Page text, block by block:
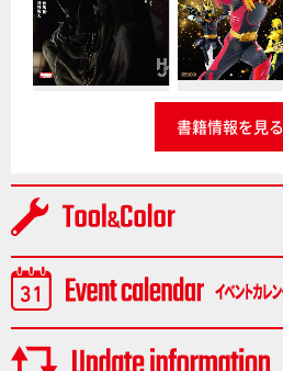
書籍情報を見る